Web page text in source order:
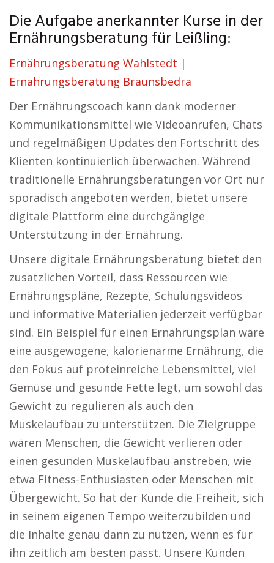
Die Aufgabe anerkannter Kurse in der
Ernährungsberatung für Leißling:
Ernährungsberatung Wahlstedt |
Ernährungsberatung Braunsbedra
Der Ernährungscoach kann dank moderner
Kommunikationsmittel wie Videoanrufen, Chats
und regelmäßigen Updates den Fortschritt des
Klienten kontinuierlich überwachen. Während
traditionelle Ernährungsberatungen vor Ort nur
sporadisch angeboten werden, bietet unsere
digitale Plattform eine durchgängige
Unterstützung in der Ernährung.
Unsere digitale Ernährungsberatung bietet den
zusätzlichen Vorteil, dass Ressourcen wie
Ernährungspläne, Rezepte, Schulungsvideos
und informative Materialien jederzeit verfügbar
sind. Ein Beispiel für einen Ernährungsplan wäre
eine ausgewogene, kalorienarme Ernährung, die
den Fokus auf proteinreiche Lebensmittel, viel
Gemüse und gesunde Fette legt, um sowohl das
Gewicht zu regulieren als auch den
Muskelaufbau zu unterstützen. Die Zielgruppe
wären Menschen, die Gewicht verlieren oder
einen gesunden Muskelaufbau anstreben, wie
etwa Fitness-Enthusiasten oder Menschen mit
Übergewicht. So hat der Kunde die Freiheit, sich
in seinem eigenen Tempo weiterzubilden und
die Inhalte genau dann zu nutzen, wenn es für
ihn zeitlich am besten passt. Unsere Kunden